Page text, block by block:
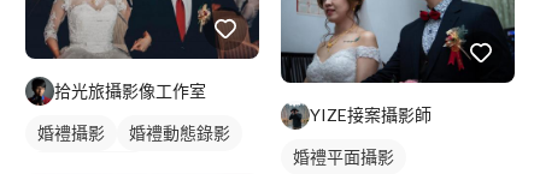
拾光旅攝影像工作室
婚禮攝影
婚禮動態錄影
YIZE接案攝影師
婚禮平面攝影